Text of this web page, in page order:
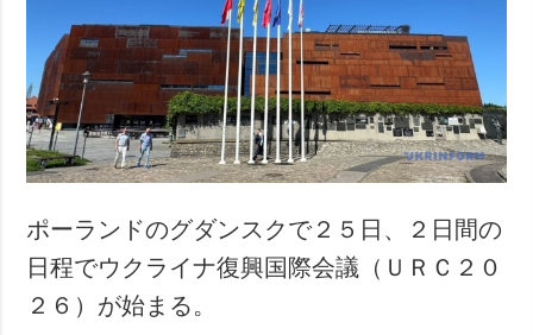
ポーランドのグダンスクで２５日、２日間の
日程でウクライナ復興国際会議（ＵＲＣ２０
２６）が始まる。